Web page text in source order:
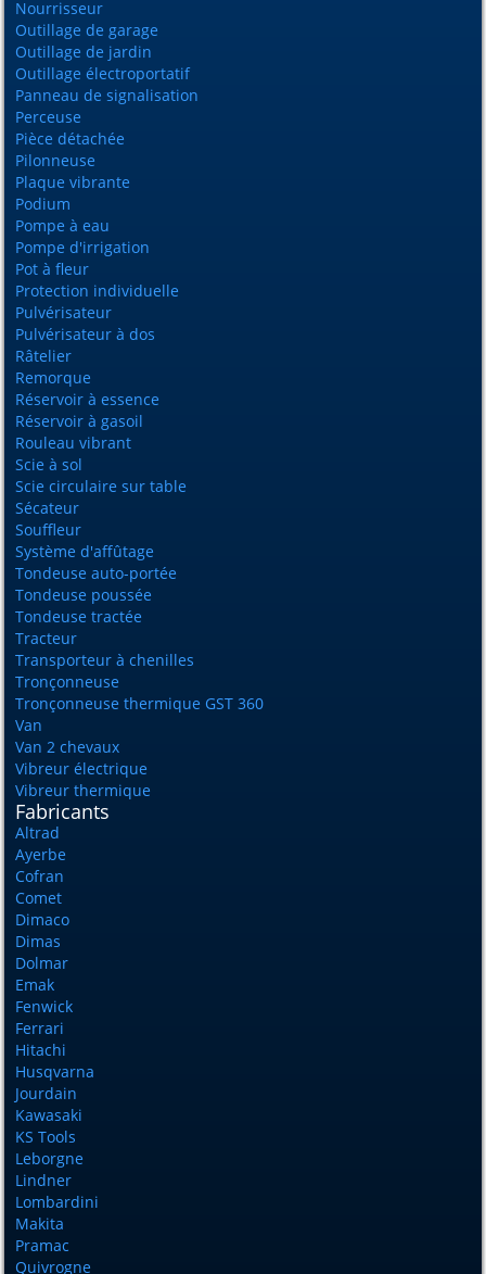
Nourrisseur
Outillage de garage
Outillage de jardin
Outillage électroportatif
Panneau de signalisation
Perceuse
Pièce détachée
Pilonneuse
Plaque vibrante
Podium
Pompe à eau
Pompe d'irrigation
Pot à fleur
Protection individuelle
Pulvérisateur
Pulvérisateur à dos
Râtelier
Remorque
Réservoir à essence
Réservoir à gasoil
Rouleau vibrant
Scie à sol
Scie circulaire sur table
Sécateur
Souffleur
Système d'affûtage
Tondeuse auto-portée
Tondeuse poussée
Tondeuse tractée
Tracteur
Transporteur à chenilles
Tronçonneuse
Tronçonneuse thermique GST 360
Van
Van 2 chevaux
Vibreur électrique
Vibreur thermique
Fabricants
Altrad
Ayerbe
Cofran
Comet
Dimaco
Dimas
Dolmar
Emak
Fenwick
Ferrari
Hitachi
Husqvarna
Jourdain
Kawasaki
KS Tools
Leborgne
Lindner
Lombardini
Makita
Pramac
Quivrogne